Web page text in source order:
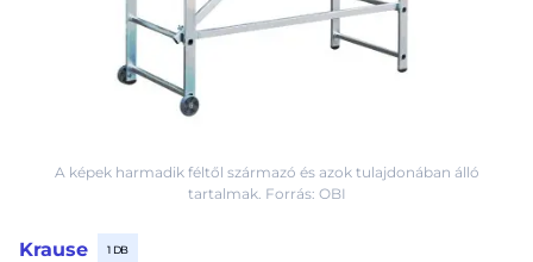
Krause 1 DB
A képek harmadik féltől származó és azok tulajdonában álló
tartalmak. Forrás: OBI